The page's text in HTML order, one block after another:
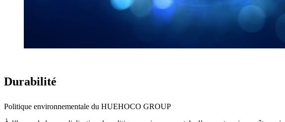
Durabilité
Politique environnementale du HUEHOCO GROUP